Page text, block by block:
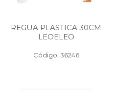
REGUA PLASTICA 30CM
LEOELEO
Código: 36246